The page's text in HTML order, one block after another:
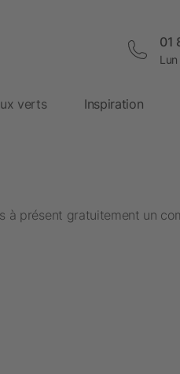
01
verts Inspiration
à présent gratuitement un